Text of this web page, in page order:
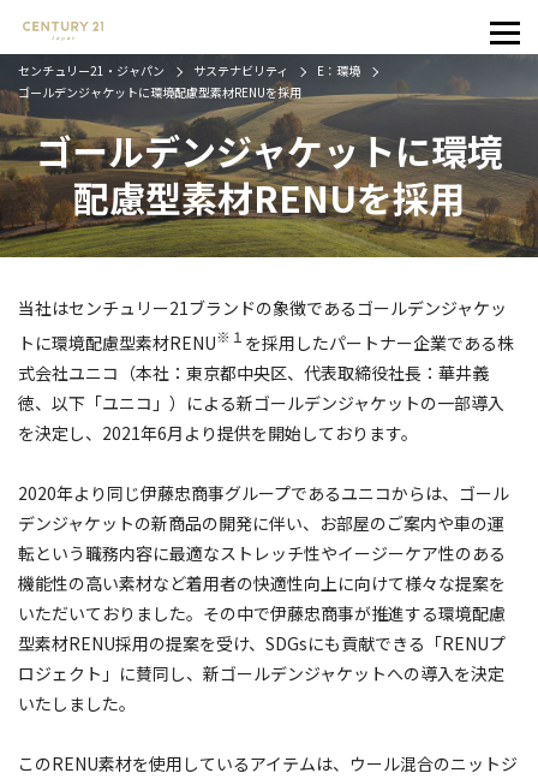
センチュリー21・ジャパン サステナビリティ
E：環境
ゴールデンジャケットに環境配慮型素材RENUを採用
ゴールデンジャケットに環境
配慮型素材RENUを採用
当社はセンチュリー21ブランドの象徴であるゴールデンジャケッ
トに環境配慮型素材RENU※１ を採用したパートナー企業である株
式会社ユニコ（本社：東京都中央区、代表取締役社長：華井義
徳、以下「ユニコ」）による新ゴールデンジャケットの一部導入
を決定し、2021年6月より提供を開始しております。
2020年より同じ伊藤忠商事グループであるユニコからは、ゴール
デンジャケットの新商品の開発に伴い、お部屋のご案内や車の運
転という職務内容に最適なストレッチ性やイージーケア性のある
機能性の高い素材など着用者の快適性向上に向けて様々な提案を
いただいておりました。その中で伊藤忠商事が推進する環境配慮
型素材RENU採用の提案を受け、SDGsにも貢献できる「RENUプ
ロジェクト」に賛同し、新ゴールデンジャケットへの導入を決定
いたしました。
このRENU素材を使用しているアイテムは、ウール混合のニットジ